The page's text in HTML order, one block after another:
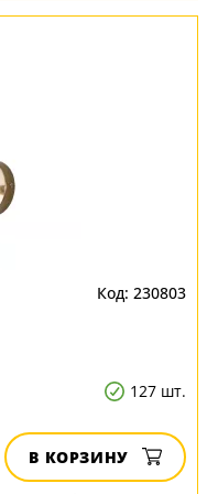
230803
127 шт.
В КОРЗИНУ